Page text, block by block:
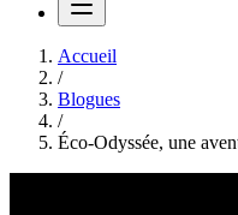
Accueil
/
Blogues
/
Éco-Odyssée, une